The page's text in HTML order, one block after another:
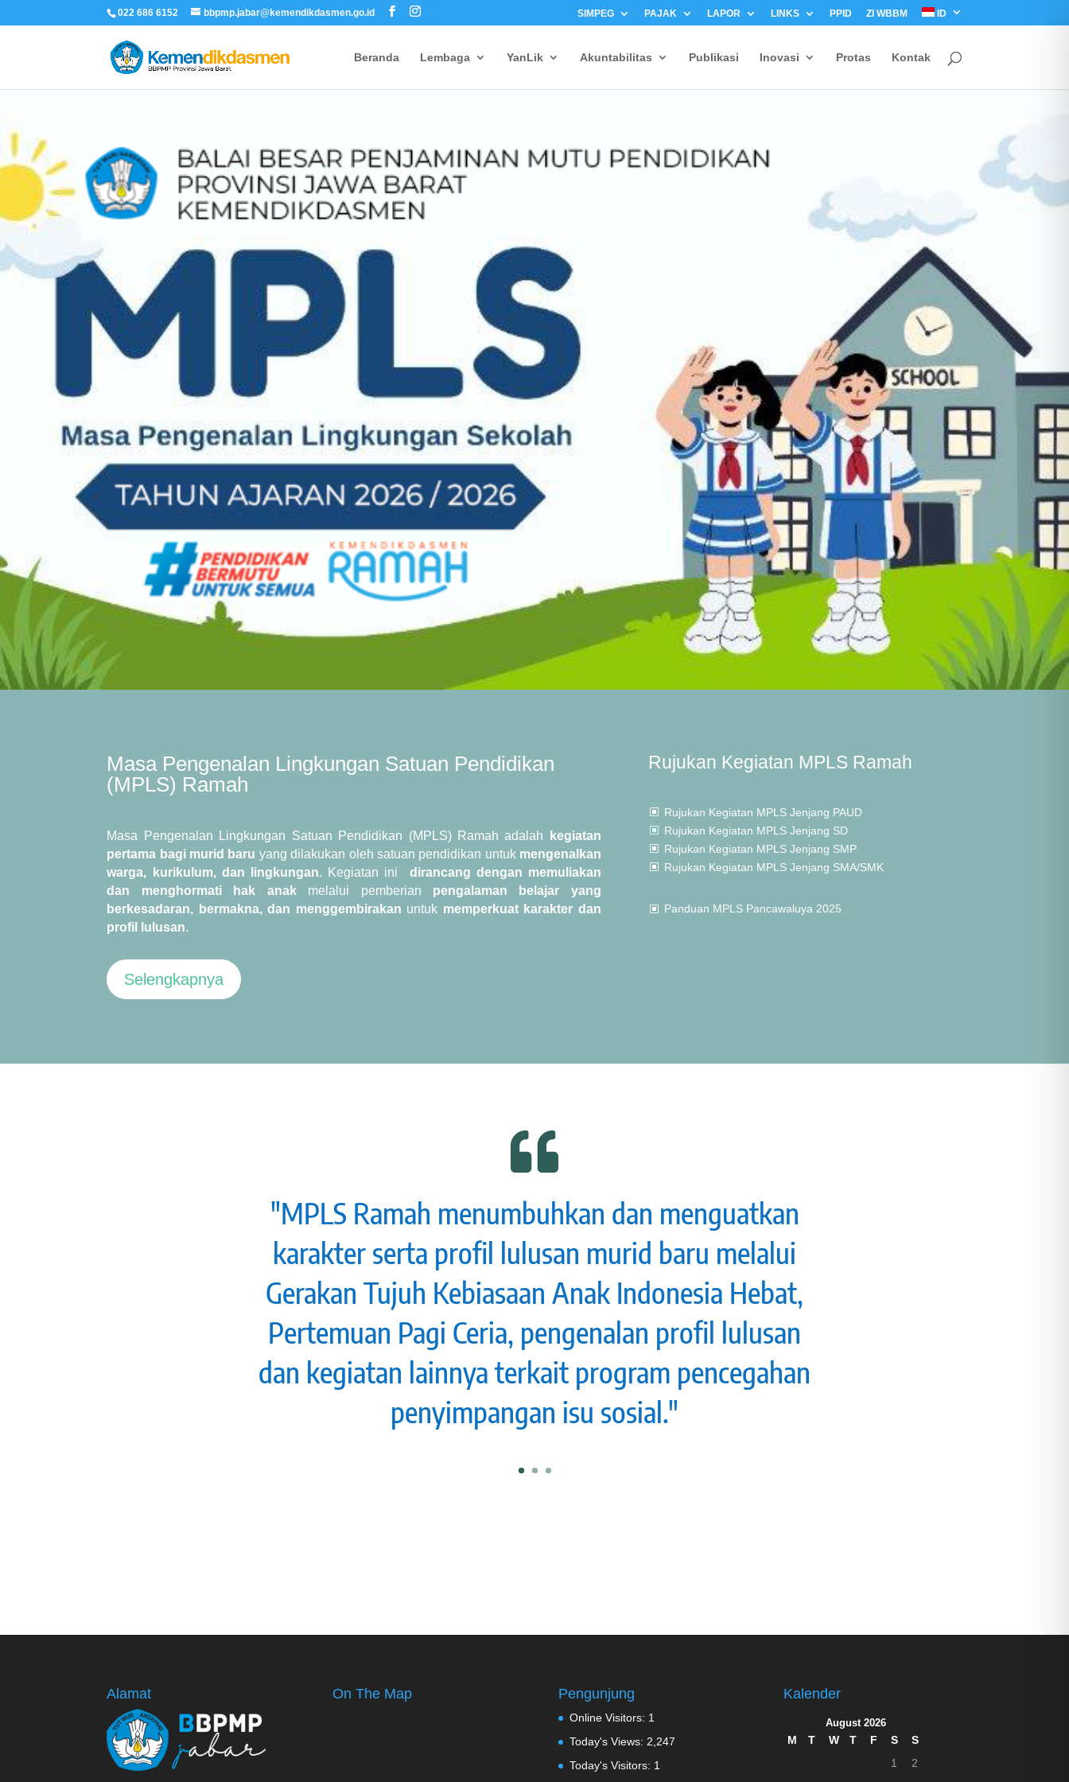
022 686 6152 bbpmp.jabar@kemendikdasmen.go.id SIMPEG PAJAK LAPOR LINKS PPID ZI WBBM ID
Beranda Lembaga YanLik Akuntabilitas Publikasi Inovasi Protas Kontak
Masa Pengenalan Lingkungan Satuan Pendidikan
(MPLS) Ramah
Masa Pengenalan Lingkungan Satuan Pendidikan (MPLS) Ramah adalah
kegiatan
pertama bagi murid baru yang dilakukan oleh satuan pendidikan untuk mengenalkan
warga, kurikulum, dan lingkungan. Kegiatan ini dirancang dengan memuliakan
dan menghormati hak anakmelalui pemberian pengalaman belajar yang
berkesadaran, bermakna, dan menggembirakan untuk memperkuat karakter dan
profil lulusan.
Selengkapnya
Rujukan Kegiatan MPLS Ramah
W Rujukan Kegiatan MPLS Jenjang PAUD
W Rujukan Kegiatan MPLS Jenjang SD
W Rujukan Kegiatan MPLS Jenjang SMP
W Rujukan Kegiatan MPLS Jenjang SMA/SMK
W Panduan MPLS Pancawaluya 2025

"MPLS Ramah menumbuhkan dan menguatkan
karakter serta profil lulusan murid baru melalui
Gerakan Tujuh Kebiasaan Anak Indonesia Hebat,
Pertemuan Pagi Ceria, pengenalan profil lulusan
dan kegiatan lainnya terkait program pencegahan
penyimpangan isu sosial."
Alamat On The Map Pengunjung
Online Visitors: 1
Today's Views: 2,247
Today's Visitors: 1
Kalender
August 2026
M T W T F S
S
1
2